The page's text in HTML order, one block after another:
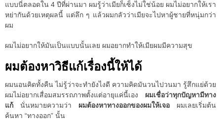
แบบนี่ตลอดใน 4 ปีที่ผ่านมา ผมรู้ว่าเมียก็เซ็งไม่ใช่น้อย ผมไม่อยากให้เรา
หย่ากันด้วยเหตุผลนี้ แต่ลึก ๆ แล้วผมกลัวว่าเมียจะไปหาผู้ชายที่หนุ่มกว่า
ผม
ผมไม่อยากให้มันเป็นแบบนั้นเลย ผมอยากทำให้เมียผมมีความสุข
ผมต้องหาวิธีแก้เรื่องนี้ให้ได้
ผมนอนคิดทั้งคืน ไม่รู้ว่าจะทำยังไงดี ความคิดมันวนไปวนมา รู้สึกแย่ด้วย
ผมไม่อยากเสื่อมสมรรถภาพตั้งแต่อายุแค่นี้เอง ผมเชื่อว่าทุกปัญหามีทาง
แก้ นั่นหมายความว่า ผมต้องหาทางออกของผมให้เจอ ผมเลยเริ่มต้น
ค้นหา “ทางออก” นั้น